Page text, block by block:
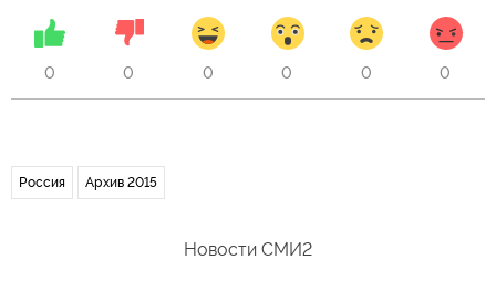
0 0 0 0 0 0
Россия Архив 2015
Новости СМИ2